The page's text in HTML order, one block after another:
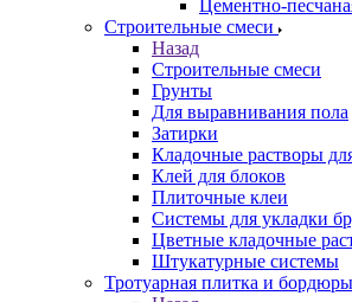
Цементно-
Строительные смеси
Назад
Строительные смеси
Грунты
Для выравнивания пола
Затирки
Кладочные растворы
Клей для блоков
Плиточные клеи
Системы для укладки
Цветные кладочные
Штукатурные системы
Тротуарная плитка и бордюры